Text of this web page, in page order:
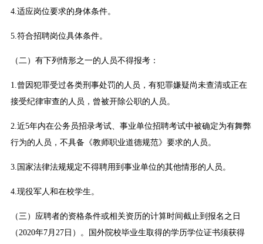
4.适应岗位要求的身体条件。
5.符合招聘岗位具体条件。
（二）有下列情形之一的人员不得报考：
1.曾因犯罪受过各类刑事处罚的人员，有犯罪嫌疑尚未查清或正在
接受纪律审查的人员，曾被开除公职的人员。
2.近5年内在公务员招录考试、事业单位招聘考试中被确定为有舞弊
行为的人员，不具备《教师职业道德规范》要求的人员。
3.国家法律法规规定不得聘用到事业单位的其他情形的人员。
4.现役军人和在校学生。
（三）应聘者的资格条件或相关资历的计算时间截止到报名之日
（2020年7月27日）。国外院校毕业生取得的学历学位证书须获得